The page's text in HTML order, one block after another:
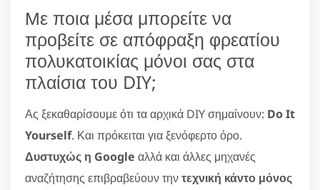
Με ποια μέσα μπορείτε να
προβείτε σε απόφραξη φρεατίου
πολυκατοικίας μόνοι σας στα
πλαίσια του DIY;
Ας ξεκαθαρίσουμε ότι τα αρχικά DIY σημαίνουν: Do It
Yourself. Και πρόκειται για ξενόφερτο όρο.
Δυστυχώς η Google αλλά και άλλες μηχανές
αναζήτησης επιβραβεύουν τηντεχνική κάντο μόνος